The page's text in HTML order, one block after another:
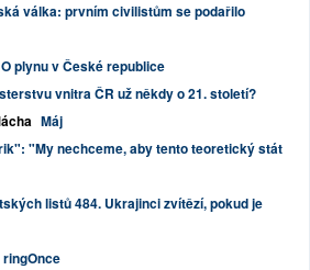
válka: prvním civilistům se podařilo
O plynu v České republice
vnitra ČR už někdy o 21. století?
Máj
"My nechceme, aby tento teoretický stát
listů 484. Ukrajinci zvítězí, pokud je
ringOnce